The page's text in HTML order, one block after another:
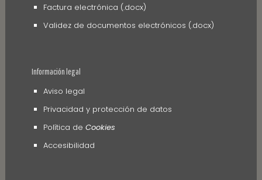
Factura electrónica (.docx)
Validez de documentos electrónicos (.docx)
Información legal
Aviso legal
Privacidad y protección de datos
Política de Cookies
Accesibilidad